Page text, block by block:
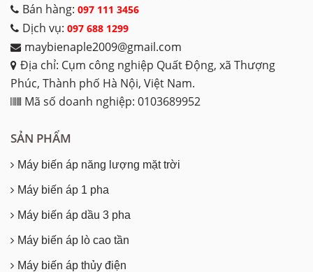
Bán hàng: 097 111 3456
Dịch vụ: 097 688 1299
maybienaple2009@gmail.com
Địa chỉ: Cụm công nghiệp Quất Động, xã Thượng
Phúc, Thành phố Hà Nội, Việt Nam.
Mã số doanh nghiệp: 0103689952
SẢN PHẨM
Máy biến áp năng lượng mặt trời
Máy biến áp 1 pha
Máy biến áp dầu 3 pha
Máy biến áp lò cao tần
Máy biến áp thủy điện